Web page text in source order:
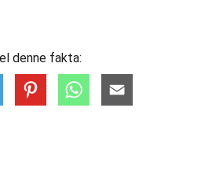
denne fakta: